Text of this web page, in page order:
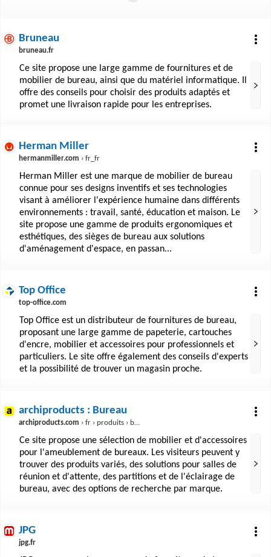
Bruneau
bruneau.fr
Ce site propose une large gamme de fournitures et de
mobilier de bureau, ainsi que du matériel informatique. Il
offre des conseils pour choisir des produits adaptés et
promet une livraison rapide pour les entreprises.
Herman Miller
hermanmiller.com › fr_fr
Herman Miller est une marque de mobilier de bureau
connue pour ses designs inventifs et ses technologies
visant à améliorer l'expérience humaine dans différents
environnements : travail, santé, éducation et maison. Le
site propose une gamme de produits ergonomiques et
esthétiques, des sièges de bureau aux solutions
d'aménagement d'espace, en passan...
Top Office
top-office.com
Top Office est un distributeur de fournitures de bureau,
proposant une large gamme de papeterie, cartouches
d'encre, mobilier et accessoires pour professionnels et
particuliers. Le site offre également des conseils d'experts
et la possibilité de trouver un magasin proche.
archiproducts : Bureau
archiproducts.com › fr › produits › bureau
Ce site propose une sélection de mobilier et d'accessoires
pour l'ameublement de bureaux. Les visiteurs peuvent y
trouver des produits variés, des solutions pour salles de
réunion et d'attente, des partitions et de l'éclairage de
bureau, avec des options de recherche par marque.
JPG
jpg.fr